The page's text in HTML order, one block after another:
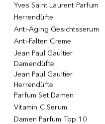
Yves Saint Laurent Parfum
Herrendüfte
Anti-Aging Gesichtsserum
Anti-Falten Creme
Jean Paul Gaultier
Damendüfte
Jean Paul Gaultier
Herrendüfte
Parfum Set Damen
Vitamin C Serum
Damen Parfum Top 10